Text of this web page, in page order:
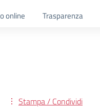
online Trasparenza
Stampa / Condividi